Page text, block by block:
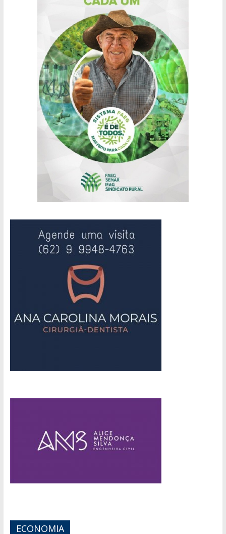
ECONOMIA